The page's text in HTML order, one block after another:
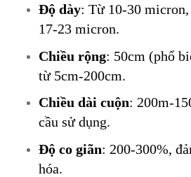
Độ dày: Từ 10-30
17-23 micron.
Chiều rộng: 50cm (phổ
từ 5cm-200cm.
Chiều dài cuộn: 200m-
cầu sử dụng.
Độ co giãn: 200-300%,
hóa.